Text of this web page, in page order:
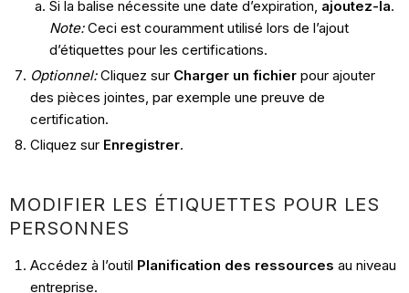
Si la balise nécessite une date d’expiration, ajoutez-la.
Note:Ceci est couramment utilisé lors de l’ajout
d’étiquettes pour les certifications.
Optionnel:Cliquez sur Charger un fichierpour ajouter
des pièces jointes, par exemple une preuve de
certification.
Cliquez sur Enregistrer.
MODIFIER LES ÉTIQUETTES POUR LES
PERSONNES
Accédez à l’outil Planification des ressources au niveau
entreprise.